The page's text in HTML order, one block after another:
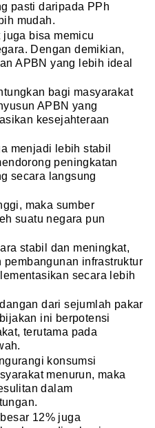
pasti daripada PPh
mudah.
bisa memicu
Dengan demikian,
APBN yang lebih ideal
bagi masyarakat
APBN yang
kesejahteraan
menjadi lebih stabil
peningkatan
secara langsung
maka sumber
suatu negara pun
stabil dan meningkat,
pembangunan infrastruktur
secara lebih
dari sejumlah pakar
ini berpotensi
terutama pada
konsumsi
menurun, maka
dalam
12% juga